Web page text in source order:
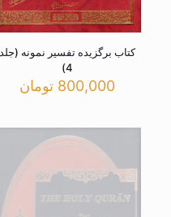
کتاب برگزیده تفسیر نمونه (جلد
4)
800,000 تومان